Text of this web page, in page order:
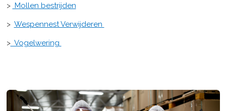
> Mollen bestrijden
> Wespennest Verwijderen
>Vogelwering